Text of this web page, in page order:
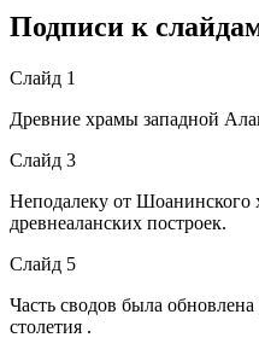
Подписи к
Слайд 1
Древние храмы западной
Слайд 3
Неподалеку от Шоанинского
древнеаланских построек.
Слайд 5
Часть сводов была
столетия .